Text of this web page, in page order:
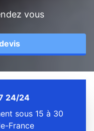
vous
24/24
sous 15 à 30
France